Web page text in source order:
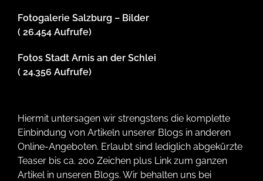
Fotogalerie Salzburg – Bilder
( 26.454 Aufrufe)
Fotos Stadt Arnis an der Schlei
( 24.356 Aufrufe)
Hiermit untersagen wir strengstens die komplette
Einbindung von Artikeln unserer Blogs in anderen
Online-Angeboten. Erlaubt sind lediglich abgekürzte
Teaser bis ca. 200 Zeichen plus Link zum ganzen
Artikel in unseren Blogs. Wir behalten uns bei